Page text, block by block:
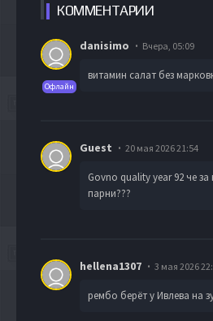
КОММЕНТАРИИ
Офлайн
danisimo Вчера, 05:09
витамин салат без
Guest 20 мая 2026 21:54
Govno quality year 92 че за
парни???
hellena1307 3 мая 2026
рембо берёт у Ивлева на